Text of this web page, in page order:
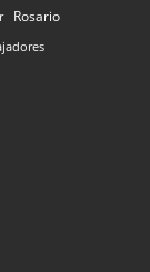
Rosario